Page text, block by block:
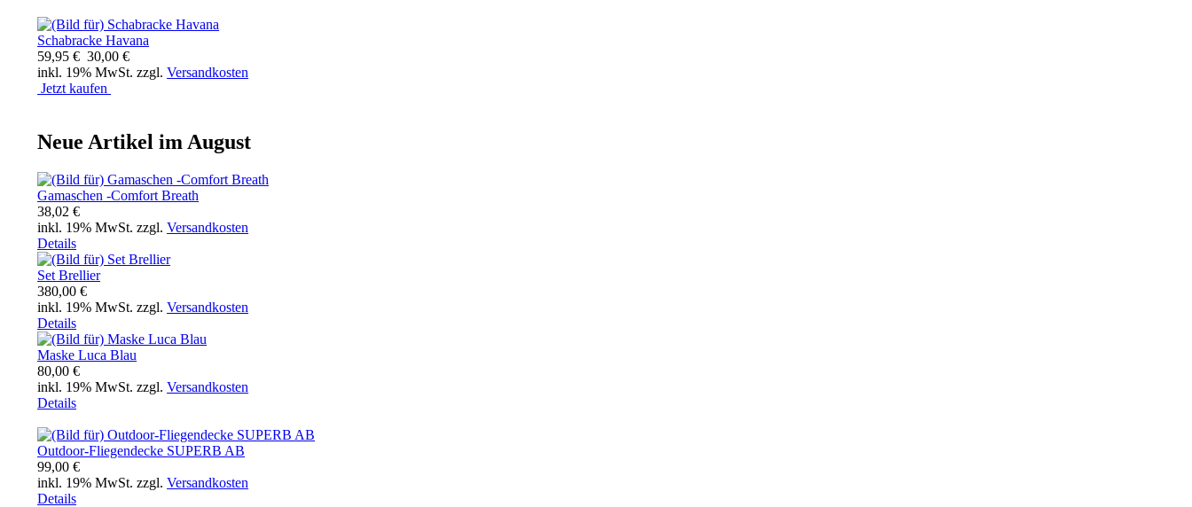
Schabracke Havana
59,95 € 30,00 €
inkl. 19% MwSt. zzgl.Versandkosten
Jetzt kaufen
Neue Artikel im August
Gamaschen -Comfort Breath
38,02 €
inkl. 19% MwSt. zzgl.Versandkosten
Details
Set Brellier
380,00 €
inkl. 19% MwSt. zzgl.Versandkosten
Details
Maske Luca Blau
80,00 €
inkl. 19% MwSt. zzgl.Versandkosten
Details
Outdoor-Fliegendecke SUPERB AB
99,00 €
inkl. 19% MwSt. zzgl.Versandkosten
Details